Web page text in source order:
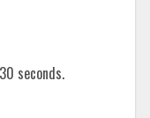
seconds.